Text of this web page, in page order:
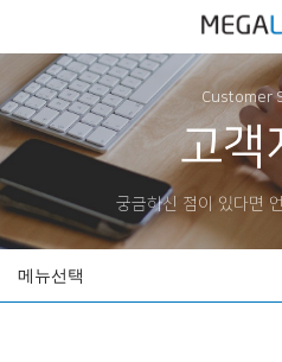
Customer
고객
궁금하신 점이 있다면
메뉴선택